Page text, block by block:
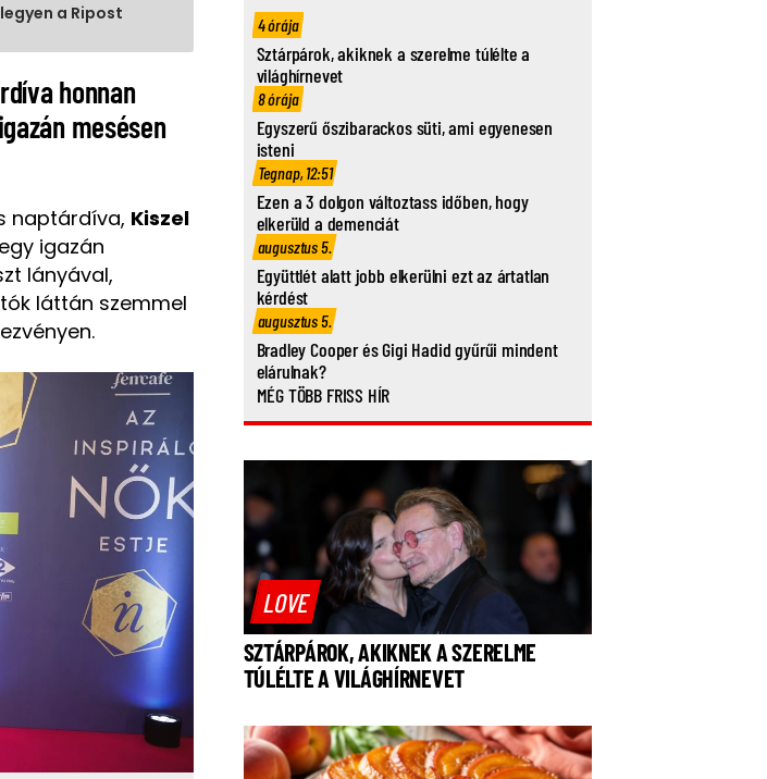
a Ripost
honnan
mesésen
naptárdíva, Kiszel
igazán
lányával,
láttán szemmel
4 órája
Sztárpárok, akiknek a szerelme túlélte a
világhírnevet
8 órája
Egyszerű őszibarackos süti, ami egyenesen
isteni
Tegnap, 12:51
Ezen a 3 dolgon változtass időben, hogy
elkerüld a demenciát
augusztus 5.
Együttlét alatt jobb elkerülni ezt az ártatlan
kérdést
augusztus 5.
Bradley Cooper és Gigi Hadid gyűrűi mindent
elárulnak?
MÉG TÖBB FRISS HÍR
LOVE
SZTÁRPÁROK, AKIKNEK A SZERELME
TÚLÉLTE A VILÁGHÍRNEVET